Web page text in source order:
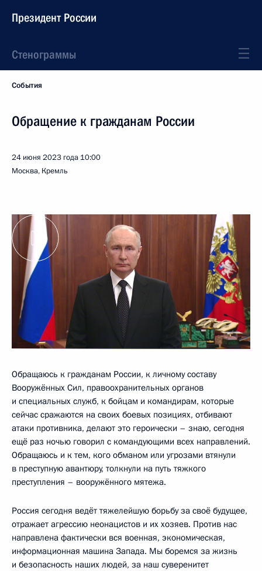
Президент России
Стенограммы
События
Обращение к гражданам России
24 июня 2023 года 10:00
Москва, Кремль
Обращаюсь к гражданам России, к личному составу
Вооружённых Сил, правоохранительных органов
и специальных служб, к бойцам и командирам, которые
сейчас сражаются на своих боевых позициях, отбивают
атаки противника, делают это героически – знаю, сегодня
ещё раз ночью говорил с командующими всех направлений.
Обращаюсь и к тем, кого обманом или угрозами втянули
в преступную авантюру, толкнули на путь тяжкого
преступления – вооружённого мятежа.
Россия сегодня ведёт тяжелейшую борьбу за своё будущее,
отражает агрессию неонацистов и их хозяев. Против нас
направлена фактически вся военная, экономическая,
информационная машина Запада. Мы боремся за жизнь
и безопасность наших людей, за наш суверенитет